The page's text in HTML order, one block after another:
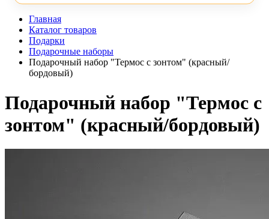
Главная
Каталог товаров
Подарки
Подарочные наборы
Подарочный набор "Термос с зонтом" (красный/
бордовый)
Подарочный набор "Термос с
зонтом" (красный/бордовый)